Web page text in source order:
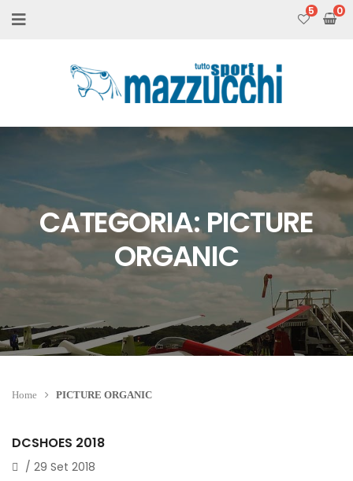
5
CATEGORIA:PICTURE
ORGANIC
Home PICTURE ORGANIC
DCSHOES 2018
/ 29 Set 2018